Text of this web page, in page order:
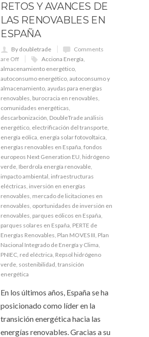
RETOS Y AVANCES DE
LAS RENOVABLES EN
ESPAÑA
By doubletrade
Comments
are Off
Acciona Energía,
almacenamiento energético,
autoconsumo energético, autoconsumo y
almacenamiento, ayudas para energías
renovables, burocracia en renovables,
comunidades energéticas,
descarbonización, DoubleTrade análisis
energético, electrificación del transporte,
energía eólica, energía solar fotovoltaica,
energías renovables en España, fondos
europeos Next Generation EU, hidrógeno
verde, Iberdrola energía renovable,
impacto ambiental, infraestructuras
eléctricas, inversión en energías
renovables, mercado de licitaciones en
renovables, oportunidades de inversión en
renovables, parques eólicos en España,
parques solares en España, PERTE de
Energías Renovables, Plan MOVES III, Plan
Nacional Integrado de Energía y Clima,
PNIEC, red eléctrica, Repsol hidrógeno
verde, sostenibilidad, transición
energética
En los últimos años, España se ha
posicionado como líder en la
transición energética hacia las
energías renovables. Gracias a su